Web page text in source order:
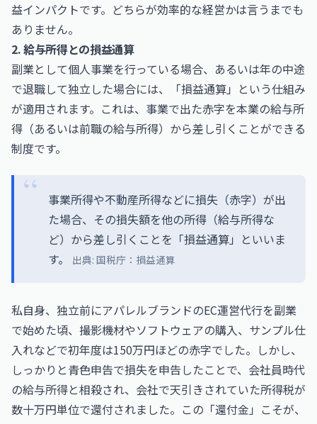
益インパクトです。どちらが効率的な経営かは言うまでも
ありません。
2. 給与所得との損益通算
副業として個人事業を行っている場合、あるいは年の中途
で退職して独立した場合には、「損益通算」という仕組み
が適用されます。これは、事業で出た赤字を本業の給与所
得（あるいは前職の給与所得）から差し引くことができる
制度です。
事業所得や不動産所得などに損失（赤字）が出
た場合、その損失額を他の所得（給与所得な
ど）から差し引くことを「損益通算」といいま
す。
出典: 国税庁：損益通算
私自身、独立前にアパレルブランドのEC運営代行を副業
で始めた頃、撮影機材やソフトウェアの購入、サンプル仕
入れなどで初年度は150万円ほどの赤字でした。しかし、
しっかりと青色申告で損失を申告したことで、会社員時代
の給与所得と相殺され、会社で天引きされていた所得税が
数十万円単位で還付されました。この「還付金」こそが、